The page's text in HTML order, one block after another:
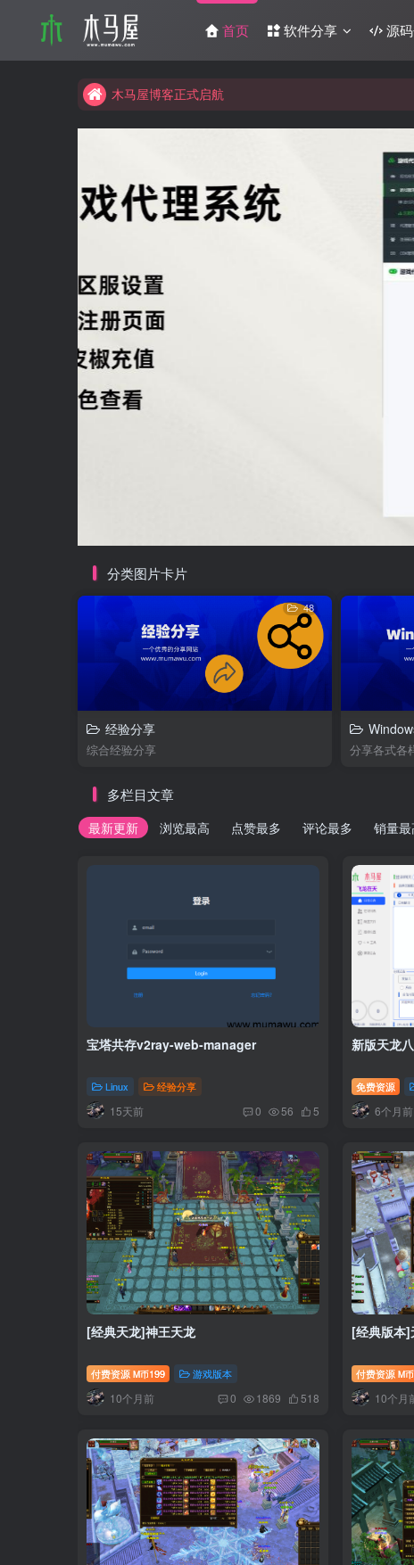
首页 软件分享 源
木马屋博客正式启航
互联网分享精神
木马屋博客正式启航
分类图片卡片
48
经验分享
综合经验分享
多栏目文章
最新更新 浏览最高 点赞最多 评论最多 销量最
宝塔共存v2ray-web-manager
Linux 经验分享
15天前 0 56 5
新版天龙
免费资源
6个月前
[经典天龙]神王天龙
付费资源 M币199 游戏版本
10个月前 0 1869 518
[经典版本]
付费资源 M币
10个月